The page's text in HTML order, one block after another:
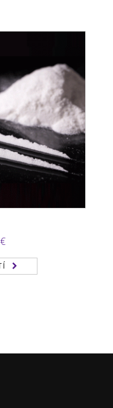
€Rozpětí
cen:
250,00 €